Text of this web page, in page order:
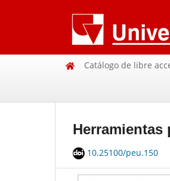
Catálogo de libre
10.25100/peu.150